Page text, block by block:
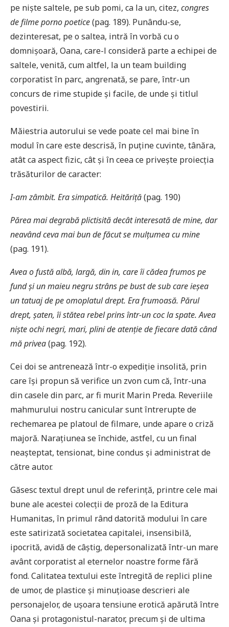
pe niște saltele, pe sub pomi, ca la un, citez, congres
de filme porno poetice(pag. 189). Punându-se,
dezinteresat, pe o saltea, intră în vorbă cu o
domnișoară, Oana, care-l consideră parte a echipei de
saltele, venită, cum altfel, la un team building
corporatist în parc, angrenată, se pare, într-un
concurs de rime stupide și facile, de unde și titlul
povestirii.
Măiestria autorului se vede poate cel mai bine în
modul în care este descrisă, în puține cuvinte, tânăra,
atât ca aspect fizic, cât și în ceea ce privește proiecția
trăsăturilor de caracter:
I-am zâmbit. Era simpatică. Heităriță(pag. 190)
Părea mai degrabă plictisită decât interesată de mine, dar
neavând ceva mai bun de făcut se mulțumea cu mine
(pag. 191).
Avea o fustă albă, largă, din in, care îi cădea frumos pe
fund și un maieu negru strâns pe bust de sub care ieșea
un tatuaj de pe omoplatul drept. Era frumoasă. Părul
drept, șaten, îi stătea rebel prins într-un coc la spate. Avea
niște ochi negri, mari, plini de atenție de fiecare dată când
mă privea(pag. 192).
Cei doi se antrenează într-o expediție insolită, prin
care își propun să verifice un zvon cum că, într-una
din casele din parc, ar fi murit Marin Preda. Reveriile
mahmurului nostru canicular sunt întrerupte de
rechemarea pe platoul de filmare, unde apare o criză
majoră. Narațiunea se închide, astfel, cu un final
neașteptat, tensionat, bine condus și administrat de
către autor.
Găsesc textul drept unul de referință, printre cele mai
bune ale acestei colecții de proză de la Editura
Humanitas, în primul rând datorită modului în care
este satirizată societatea capitalei, insensibilă,
ipocrită, avidă de câștig, depersonalizată într-un mare
avânt corporatist al eternelor noastre forme fără
fond. Calitatea textului este întregită de replici pline
de umor, de plastice și minuțioase descrieri ale
personajelor, de ușoara tensiune erotică apărută între
Oana și protagonistul-narator, precum și de ultima